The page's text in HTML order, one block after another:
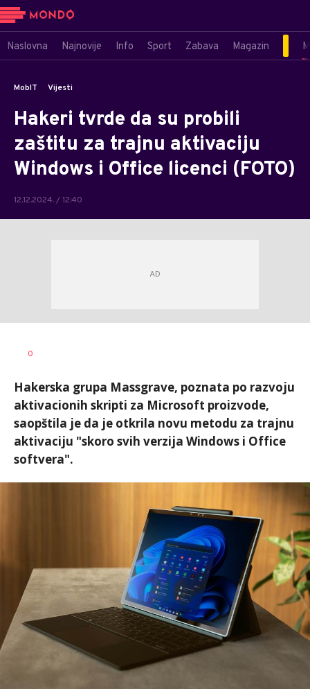
Naslovna Najnovije Info Sport Zabava Magazin
MobIT Vijesti
Hakeri tvrde da su probili
zaštitu za trajnu aktivaciju
Windows i Office licenci (FOTO)
12.12.2024. / 12:40
AUTOR
0
Hakerska grupa Massgrave, poznata po razvoju
aktivacionih skripti za Microsoft proizvode,
saopštila je da je otkrila novu metodu za trajnu
aktivaciju "skoro svih verzija Windows i Office
softvera".